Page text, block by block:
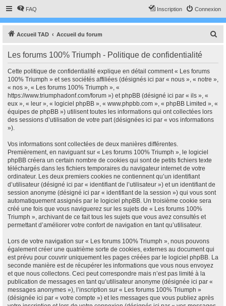
FAQ Connexion
Inscription
Accueil TAD Accueil du forum
e
Les forums 100% Triumph - Politique de confidentialité
Cette politique de confidentialité explique en détail comment « Les forums
100% Triumph » et ses sociétés affiliées (désignés ici par « nous », « notre »,
« nos », « Les forums 100% Triumph », «
https://www.triumphadonf.com/forum ») et phpBB (désigné ici par « ils », «
eux », « leur », « logiciel phpBB », « www.phpbb.com », « phpBB Limited », «
équipes de phpBB ») utilisent toutes les informations qui ont collectées lors
des sessions d’utilisation de votre part (désignées ici par « vos informations
»).
Vos informations sont collectées de deux manières différentes.
Premièrement, en naviguant sur « Les forums 100% Triumph », le logiciel
phpBB créera un certain nombre de cookies qui sont de petits fichiers texte
téléchargés dans les fichiers temporaires du navigateur internet de votre
ordinateur. Les deux premiers cookies ne contiennent qu’un identifiant
d’utilisateur (désigné ici par « identifiant de l’utilisateur ») et un identifiant de
session anonyme (désigné ici par « identifiant de la session ») qui vous sont
automatiquement assignés par le logiciel phpBB. Un troisième cookie sera
créé une fois que vous naviguerez sur les sujets de « Les forums 100%
Triumph », archivant de ce fait tous les sujets que vous avez consultés et
permettant d’améliorer votre confort de navigation en tant qu’utilisateur.
Lors de votre navigation sur « Les forums 100% Triumph », nous pouvons
également créer une quatrième sorte de cookies, externes au document qui
est prévu pour couvrir uniquement les pages créées par le logiciel phpBB. La
seconde manière est de récupérer les informations que vous nous envoyez
et que nous collectons. Ceci peut correspondre mais n’est pas limité à la
publication de messages en tant qu’utilisateur anonyme (désignée ici par «
messages anonymes »), l’inscription sur « Les forums 100% Triumph »
(désignée ici par « votre compte ») et les messages que vous publiez après